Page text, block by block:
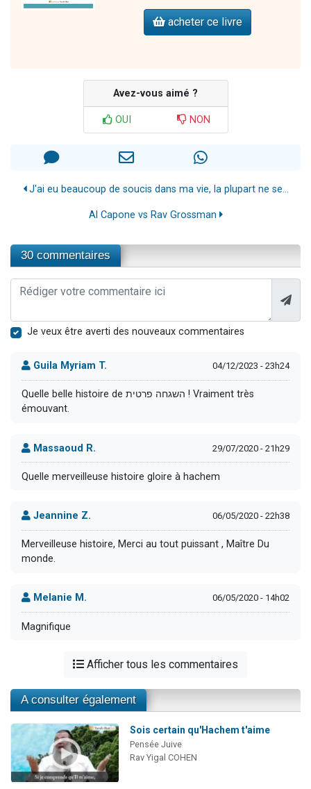
acheter ce livre
Avez-vous aimé ?
OUI NON
J'ai eu beaucoup de soucis dans ma vie, la plupart ne se...
Al Capone vs Rav Grossman
30 commentaires
Je veux être averti des nouveaux commentaires
Guila Myriam T. 04/12/2023 - 23h24
Quelle belle histoire de השגחה פרטית ! Vraiment très
émouvant.
Massaoud R. 29/07/2020 - 21h29
Quelle merveilleuse histoire gloire à hachem
Jeannine Z. 06/05/2020 - 22h38
Merveilleuse histoire, Merci au tout puissant , Maître Du
monde.
Melanie M. 06/05/2020 - 14h02
Magnifique
Afficher tous les commentaires
A consulter également
Sois certain qu'Hachem t'aime
Pensée Juive
Rav Yigal COHEN